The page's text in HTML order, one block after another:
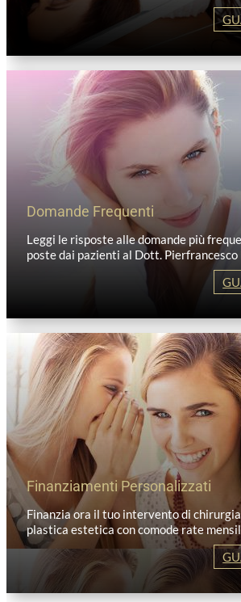
Domande Frequenti
Leggi le risposte alle domande più
poste dai pazienti al Dott. Pierfrancesco
Finanziamenti Personalizzati
Finanzia ora il tuo intervento di chirurgia
plastica estetica con comode rate